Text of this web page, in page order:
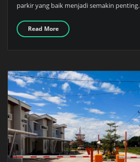
parkir yang baik menjadi semakin penting.
Read More